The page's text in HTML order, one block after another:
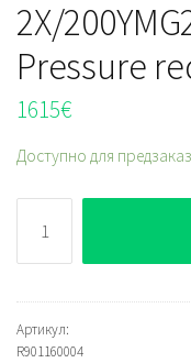
2X/
Pressure
1615€
Доступно для
Bosch
Rexroth
ZDRE10VP2-
2X/200YMG24K4M
Артикул:
R901160004